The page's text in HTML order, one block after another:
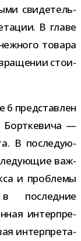
сви­де­тель­
В главе
товара
сто­и­
6 пред­став­лен
Борткевича —
В после­ду­ю­
важ­
и про­блемы
послед­ние
интер­пре­
интер­пре­та­